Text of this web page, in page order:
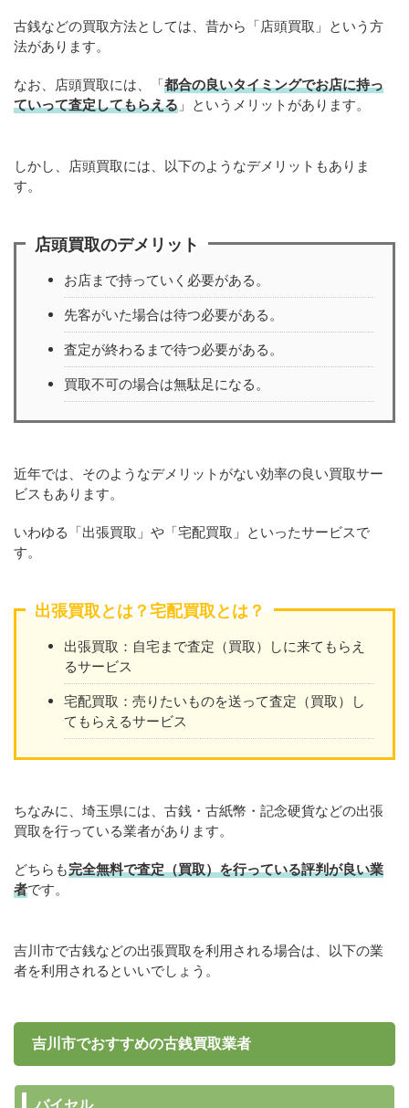
古銭などの買取方法としては、昔から「店頭買取」という方
法があります。
なお、店頭買取には、「都合の良いタイミングでお店に持っ
ていって査定してもらえる 」というメリットがあります。
しかし、店頭買取には、以下のようなデメリットもありま
す。
店頭買取のデメリット
お店まで持っていく必要がある。
先客がいた場合は待つ必要がある。
査定が終わるまで待つ必要がある。
買取不可の場合は無駄足になる。
近年では、そのようなデメリットがない効率の良い買取サー
ビスもあります。
いわゆる「出張買取」や「宅配買取」といったサービスで
す。
出張買取とは？宅配買取とは？
出張買取：自宅まで査定（買取）しに来てもらえ
るサービス
宅配買取：売りたいものを送って査定（買取）し
てもらえるサービス
ちなみに、埼玉県には、古銭・古紙幣・記念硬貨などの出張
買取を行っている業者があります。
どちらも完全無料で査定（買取）を行っている評判が良い業
者です。
吉川市で古銭などの出張買取を利用される場合は、以下の業
者を利用されるといいでしょう。
吉川市でおすすめの古銭買取業者
バイセル